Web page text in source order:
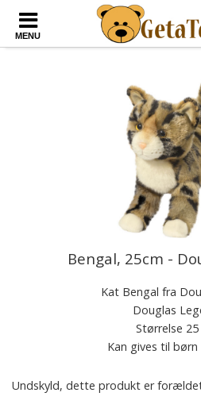
MENU
Bengal, 25cm -
Kat Bengal fra
Douglas
Størrelse 25
Kan gives til
Undskyld, dette produkt er